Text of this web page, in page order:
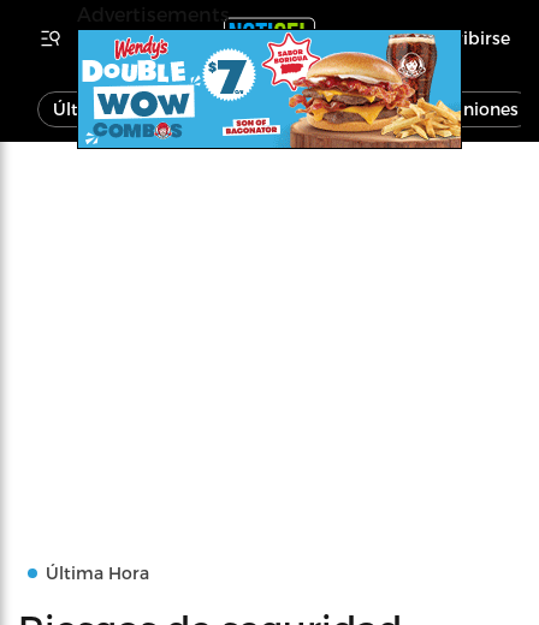
Inscribirse
Última Hora Noticias Economía Opiniones
Última Hora
Advertisements